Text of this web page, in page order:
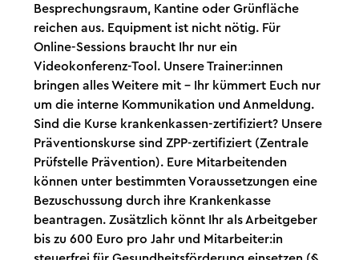
Besprechungsraum, Kantine oder Grünfläche
reichen aus. Equipment ist nicht nötig. Für
Online-Sessions braucht Ihr nur ein
Videokonferenz-Tool. Unsere Trainer:innen
bringen alles Weitere mit – Ihr kümmert Euch nur
um die interne Kommunikation und Anmeldung.
Sind die Kurse krankenkassen-zertifiziert? Unsere
Präventionskurse sind ZPP-zertifiziert (Zentrale
Prüfstelle Prävention). Eure Mitarbeitenden
können unter bestimmten Voraussetzungen eine
Bezuschussung durch ihre Krankenkasse
beantragen. Zusätzlich könnt Ihr als Arbeitgeber
bis zu 600 Euro pro Jahr und Mitarbeiter:in